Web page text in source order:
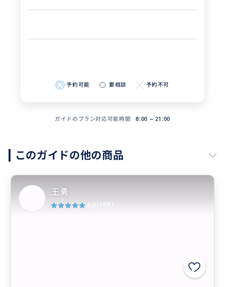
予約可能 要相談 予約不可
ガイドのプラン対応可能時間 8:00 ~ 21:00
このガイドの他の商品
王勇
5.0 (34件)